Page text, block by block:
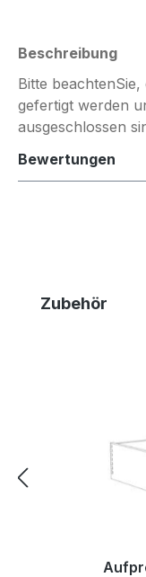
Beschreibung
Bitte
gefertigt werden
ausgeschlossen
Bewertungen
Produktgalerie
Zubehör